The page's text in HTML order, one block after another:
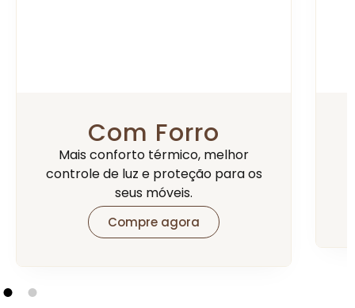
Com Blackout
Bloqueio total de luz e privacidade
absoluta para o seu descanso.
Compre agora